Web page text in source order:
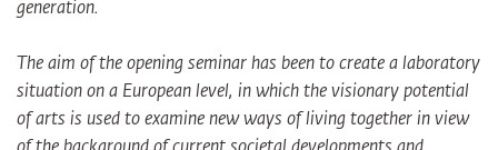
generation.
The aim of the opening seminar has been to create a laboratory
situation on a European level, in which the visionary potential
of arts is used to examine new ways of living together in view